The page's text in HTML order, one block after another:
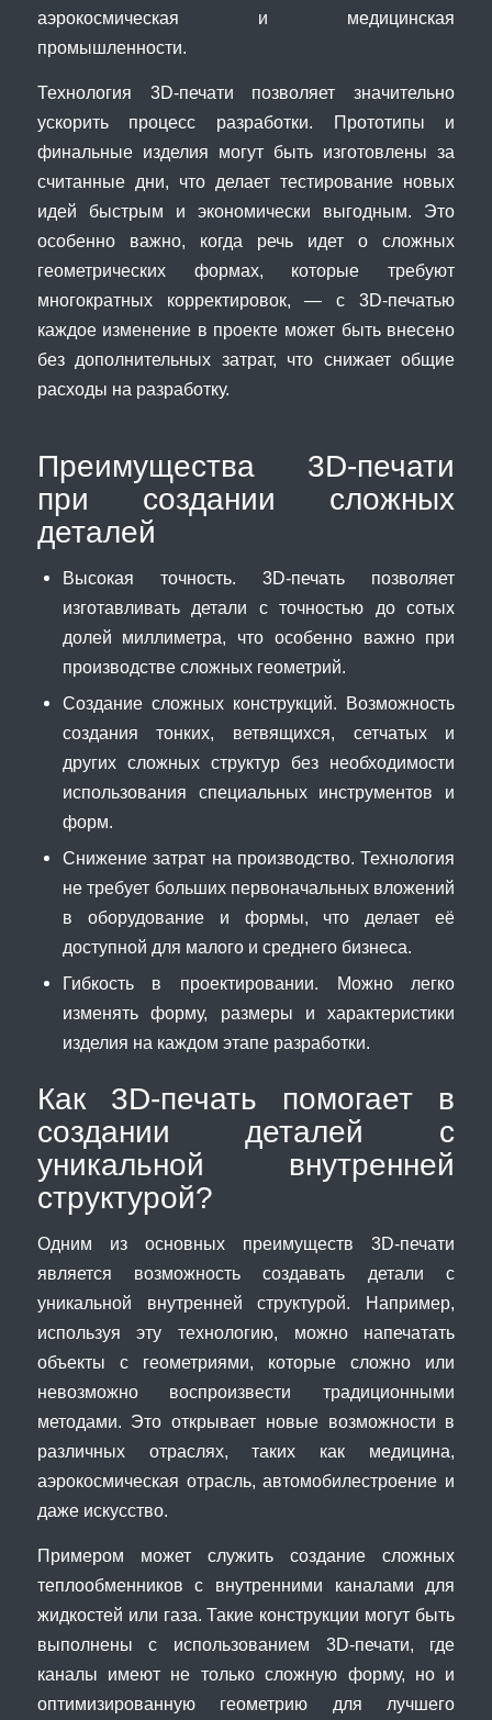
аэрокосмическая и медицинская
промышленности.
Технология 3D-печати позволяет значительно
ускорить процесс разработки. Прототипы и
финальные изделия могут быть изготовлены за
считанные дни, что делает тестирование новых
идей быстрым и экономически выгодным. Это
особенно важно, когда речь идет о сложных
геометрических формах, которые требуют
многократных корректировок, — с 3D-печатью
каждое изменение в проекте может быть внесено
без дополнительных затрат, что снижает общие
расходы на разработку.
Преимущества 3D-печати
при создании сложных
деталей
Высокая точность. 3D-печать позволяет
изготавливать детали с точностью до сотых
долей миллиметра, что особенно важно при
производстве сложных геометрий.
Создание сложных конструкций. Возможность
создания тонких, ветвящихся, сетчатых и
других сложных структур без необходимости
использования специальных инструментов и
форм.
Снижение затрат на производство. Технология
не требует больших первоначальных вложений
в оборудование и формы, что делает её
доступной для малого и среднего бизнеса.
Гибкость в проектировании. Можно легко
изменять форму, размеры и характеристики
изделия на каждом этапе разработки.
Как 3D-печать помогает в
создании деталей с
уникальной внутренней
структурой?
Одним из основных преимуществ 3D-печати
является возможность создавать детали с
уникальной внутренней структурой. Например,
используя эту технологию, можно напечатать
объекты с геометриями, которые сложно или
невозможно воспроизвести традиционными
методами. Это открывает новые возможности в
различных отраслях, таких как медицина,
аэрокосмическая отрасль, автомобилестроение и
даже искусство.
Примером может служить создание сложных
теплообменников с внутренними каналами для
жидкостей или газа. Такие конструкции могут быть
выполнены с использованием 3D-печати, где
каналы имеют не только сложную форму, но и
оптимизированную геометрию для лучшего